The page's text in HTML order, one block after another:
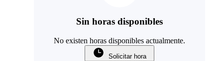
Sin horas disponibles
No existen horas disponibles actualmente.
Solicitar hora